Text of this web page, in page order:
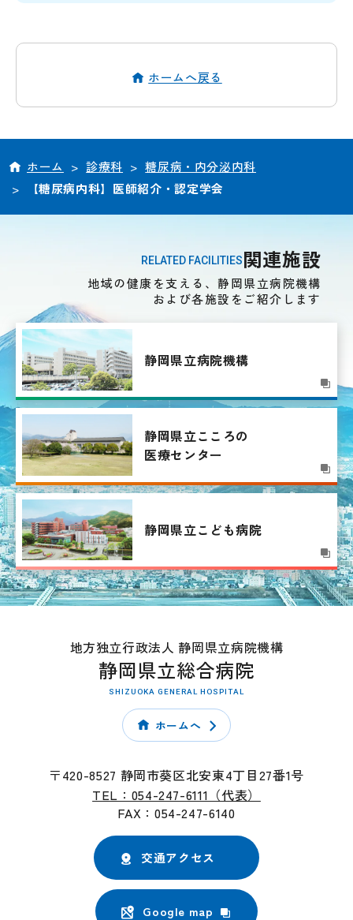
ホームへ戻る
ホーム >診療科 >糖尿病・内分泌内科
>
【糖尿病内科】医師紹介・認定学会
RELATED FACILITIES関連施設
地域の健康を支える、静岡県立病院機構
および各施設をご紹介します
静岡県立病院機構
静岡県立こころの
医療センター
静岡県立こども病院
地方独立行政法人 静岡県立病院機構
静岡県立総合病院
SHIZUOKA GENERAL HOSPITAL
ホームへ
〒420-8527 静岡市葵区北安東4丁目27番1号
TEL：054-247-6111（代表）
FAX：054-247-6140
交通アクセス
Google map